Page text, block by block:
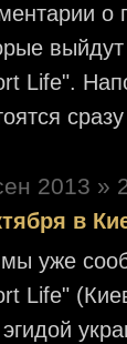
о
Life".
2013 »
в
уже
Life"